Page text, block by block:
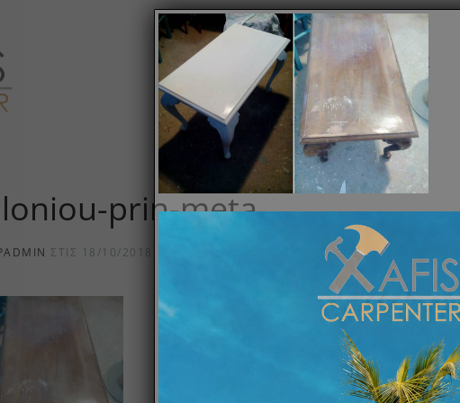
ΑΡΧΙΚΉ ΥΠΗΡΕΣΊΕΣ
prin-meta
ΣΤΙΣ 18/10/2018